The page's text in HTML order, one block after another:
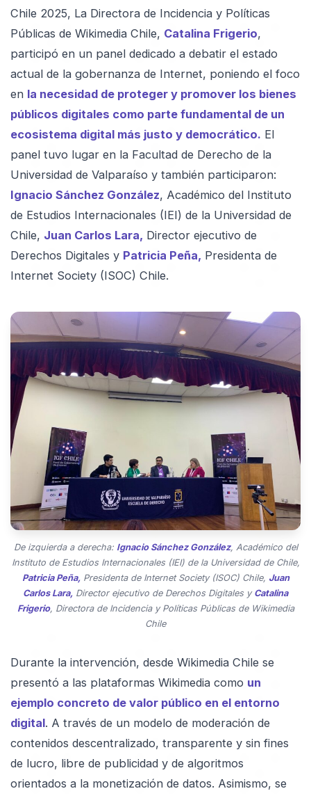
Chile 2025, La Directora de Incidencia y Políticas
Públicas de Wikimedia Chile, Catalina Frigerio,
participó en un panel dedicado a debatir el estado
actual de la gobernanza de Internet, poniendo el foco
en la necesidad de proteger y promover los bienes
públicos digitales como parte fundamental de un
ecosistema digital más justo y democrático. El
panel tuvo lugar en la Facultad de Derecho de la
Universidad de Valparaíso y también participaron:
Ignacio Sánchez González, Académico del Instituto
de Estudios Internacionales (IEI) de la Universidad de
Chile, Juan Carlos Lara, Director ejecutivo de
Derechos Digitales y Patricia Peña, Presidenta de
Internet Society (ISOC) Chile.
De izquierda a derecha: Ignacio Sánchez González, Académico del
Instituto de Estudios Internacionales (IEI) de la Universidad de Chile,
Patricia Peña,Presidenta de Internet Society (ISOC) Chile, Juan
Carlos Lara, Director ejecutivo de Derechos Digitales y Catalina
Frigerio, Directora de Incidencia y Políticas Públicas de Wikimedia
Chile
Durante la intervención, desde Wikimedia Chile se
presentó a las plataformas Wikimedia como un
ejemplo concreto de valor público en el entorno
digital. A través de un modelo de moderación de
contenidos descentralizado, transparente y sin fines
de lucro, libre de publicidad y de algoritmos
orientados a la monetización de datos. Asimismo, se